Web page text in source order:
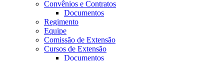
Convênios e Contratos
Documentos
Regimento
Equipe
Comissão de Extensão
Cursos de Extensão
Documentos